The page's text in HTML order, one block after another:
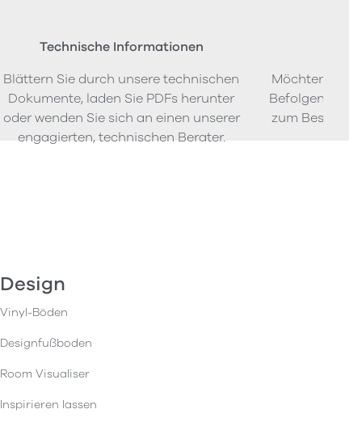
Technische Informationen
Blättern Sie durch unsere technischen
Dokumente, laden Sie PDFs herunter
oder wenden Sie sich an einen unserer
engagierten, technischen Berater.
Möchten Sie
Befolgen Sie
zum
Design
Vinyl-Böden
Designfußboden
Room Visualiser
Inspirieren lassen